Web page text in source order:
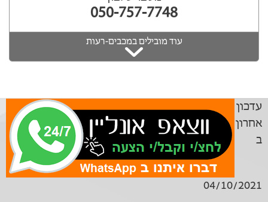
050-757-7748
עוד מובילים במכבים-רעות
עדכון
אחרון
ב
04/10/2021